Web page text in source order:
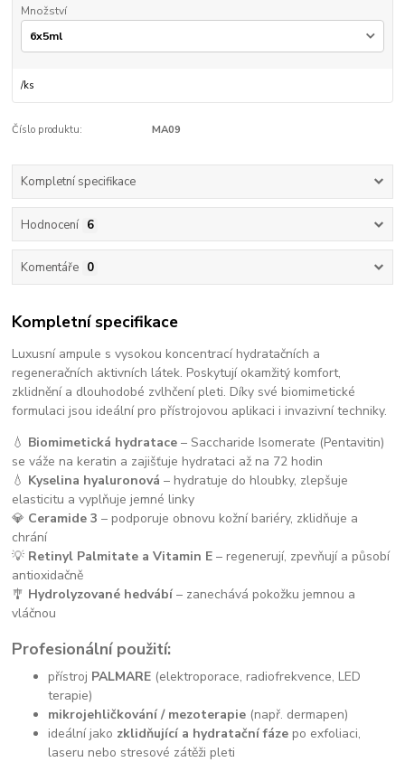
Množství
/ks
Číslo produktu: MA09
Kompletní specifikace
Hodnocení 6
Komentáře 0
Kompletní specifikace
Luxusní ampule s vysokou koncentrací hydratačních a
regeneračních aktivních látek. Poskytují okamžitý komfort,
zklidnění a dlouhodobé zvlhčení pleti. Díky své biomimetické
formulaci jsou ideální pro přístrojovou aplikaci i invazivní techniky.
💧 Biomimetická hydratace – Saccharide Isomerate (Pentavitin)
se váže na keratin a zajišťuje hydrataci až na 72 hodin
💧 Kyselina hyaluronová – hydratuje do hloubky, zlepšuje
elasticitu a vyplňuje jemné linky
💎 Ceramide 3 – podporuje obnovu kožní bariéry, zklidňuje a
chrání
💡 Retinyl Palmitate a Vitamin E – regenerují, zpevňují a působí
antioxidačně
🎐 Hydrolyzované hedvábí – zanechává pokožku jemnou a
vláčnou
Profesionální použití:
přístroj PALMARE (elektroporace, radiofrekvence, LED
terapie)
mikrojehličkování / mezoterapie (např. dermapen)
ideální jako zklidňující a hydratační fáze po exfoliaci,
laseru nebo stresové zátěži pleti